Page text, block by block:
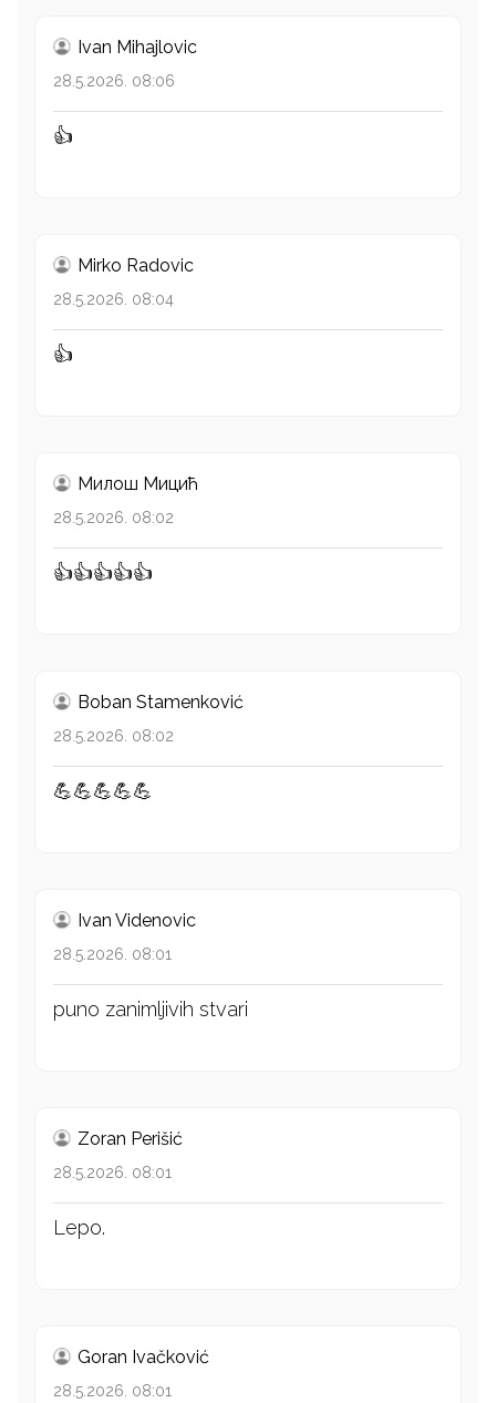
Ivan Mihajlovic
28.5.2026. 08:06
👍
Mirko Radovic
28.5.2026. 08:04
👍
Милош Mицић
28.5.2026. 08:02
👍👍👍👍👍
Boban Stamenković
28.5.2026. 08:02
💪💪💪💪💪
Ivan Videnovic
28.5.2026. 08:01
puno zanimljivih stvari
Zoran Perišić
28.5.2026. 08:01
Lepo.
Goran Ivačković
28.5.2026. 08:01